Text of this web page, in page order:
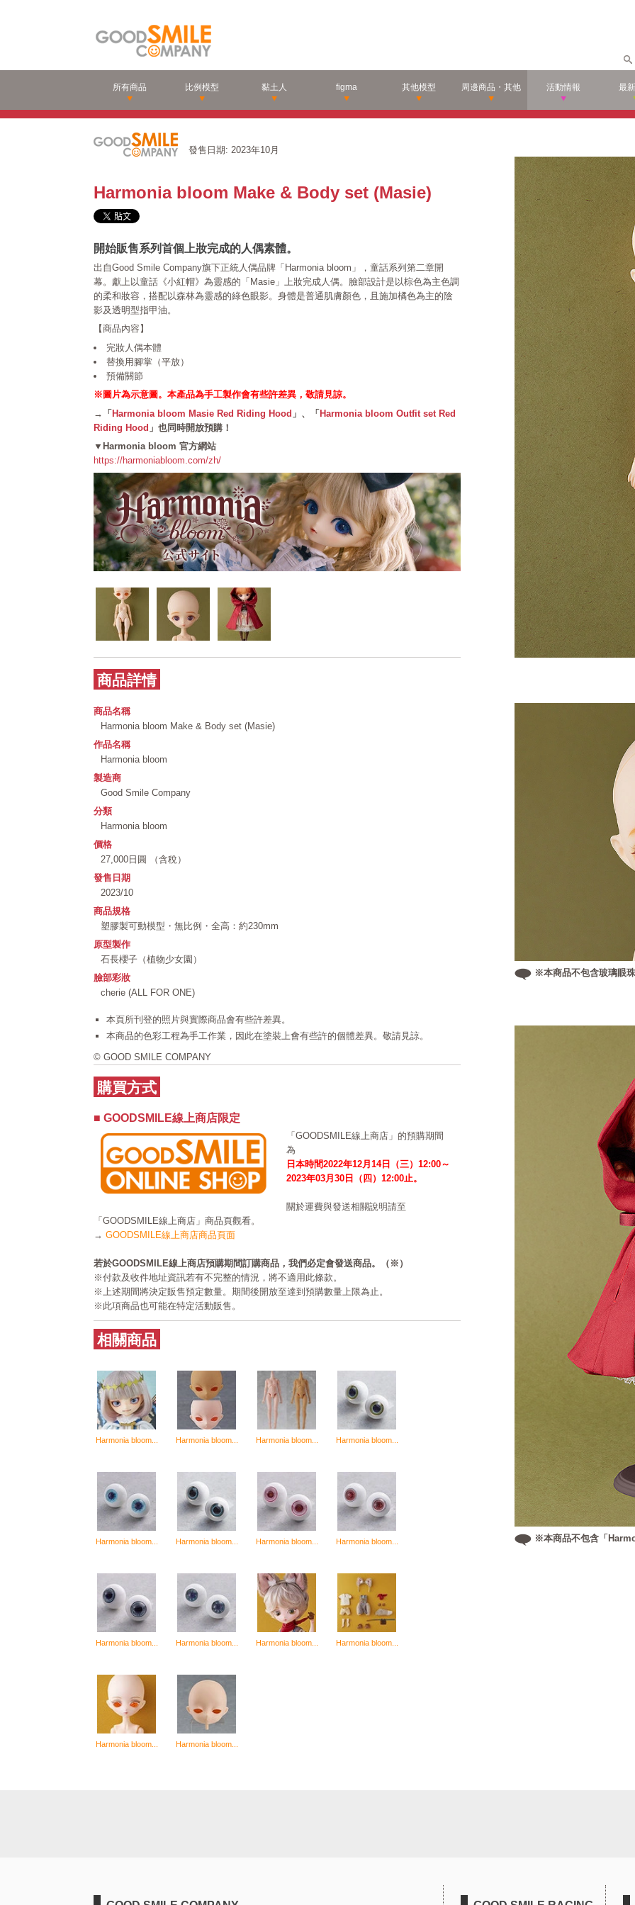
所有商品 比例模型 黏土人 figma 其他模型 周邊商品・其他 活動情報 最
發售日期: 2023年10月
Harmonia bloom Make & Body set (Masie)
開始販售系列首個上妝完成的人偶素體。
出自Good Smile Company旗下正統人偶品牌「Harmonia bloom」，童話系列第二章開
幕。獻上以童話《小紅帽》為靈感的「Masie」上妝完成人偶。臉部設計是以棕色為主色調
的柔和妝容，搭配以森林為靈感的綠色眼影。身體是普通肌膚顏色，且施加橘色為主的陰
影及透明型指甲油。
【商品內容】
完妝人偶本體
替換用腳掌（平放）
預備關節
※圖片為示意圖。本產品為手工製作會有些許差異，敬請見諒。
→「Harmonia bloom Masie Red Riding Hood 」、「Harmonia bloom Outfit set Red
Riding Hood 」也同時開放預購！
▼Harmonia bloom 官方網站
https://harmoniabloom.com/zh/
※本商品不包含玻璃眼
※本商品不包含「
商品詳情
商品名稱
Harmonia bloom Make & Body set (Masie)
作品名稱
Harmonia bloom
製造商
Good Smile Company
分類
Harmonia bloom
價格
27,000日圓 （含稅）
發售日期
2023/10
商品規格
塑膠製可動模型・無比例・全高：約230mm
原型製作
石長櫻子（植物少女園）
臉部彩妝
cherie (ALL FOR ONE)
本頁所刊登的照片與實際商品會有些許差異。
本商品的色彩工程為手工作業，因此在塗裝上會有些許的個體差異。敬請見諒。
© GOOD SMILE COMPANY
購買方式
■ GOODSMILE線上商店限定
「GOODSMILE線上商店」的預購期間
為
日本時間2022年12月14日（三）12:00～
2023年03月30日（四）12:00止。
關於運費與發送相關說明請至
「GOODSMILE線上商店」商品頁觀看。
→ GOODSMILE線上商店商品頁面
若於GOODSMILE線上商店預購期間訂購商品，我們必定會發送商品。（※）
※付款及收件地址資訊若有不完整的情況，將不適用此條款。
※上述期間將決定販售預定數量。期間後開放至達到預購數量上限為止。
※此項商品也可能在特定活動販售。
相關商品
Harmonia bloom... Harmonia bloom... Harmonia bloom... Harmonia bloom...
Harmonia bloom... Harmonia bloom... Harmonia bloom... Harmonia bloom...
Harmonia bloom... Harmonia bloom... Harmonia bloom... Harmonia bloom...
Harmonia bloom... Harmonia bloom...